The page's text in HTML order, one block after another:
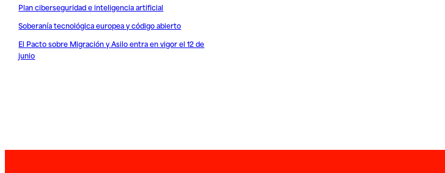
Plan ciberseguridad e inteligencia artificial
Soberanía tecnológica europea y código abierto
El Pacto sobre Migración y Asilo entra en vigor el 12 de
junio